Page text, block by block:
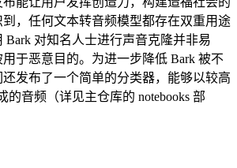
，任何文本转音频模型都存在双重用途
Bark 对知名人士进行声音克隆并非易
于恶意目的。为进一步降低 Bark 被不
发布了一个简单的分类器，能够以较高
的音频（详见主仓库的 notebooks 部